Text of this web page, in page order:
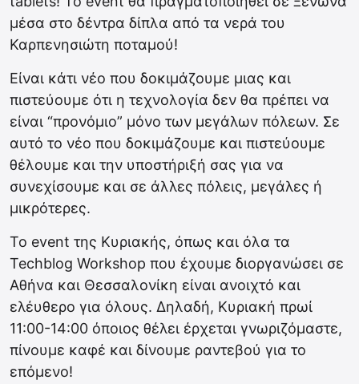
μέσα στο δέντρα δίπλα από τα νερά του
Καρπενησιώτη ποταμού!
Είναι κάτι νέο που δοκιμάζουμε μιας και
πιστεύουμε ότι η τεχνολογία δεν θα πρέπει να
είναι “προνόμιο” μόνο των μεγάλων πόλεων. Σε
αυτό το νέο που δοκιμάζουμε και πιστεύουμε
θέλουμε και την υποστήριξή σας για να
συνεχίσουμε και σε άλλες πόλεις, μεγάλες ή
μικρότερες.
Το event της Κυριακής, όπως και όλα τα
Techblog Workshop που έχουμε διοργανώσει σε
Αθήνα και Θεσσαλονίκη είναι ανοιχτό και
ελέυθερο για όλους. Δηλαδή, Κυριακή πρωί
11:00-14:00 όποιος θέλει έρχεται γνωριζόμαστε,
πίνουμε καφέ και δίνουμε ραντεβού για το
επόμενο!